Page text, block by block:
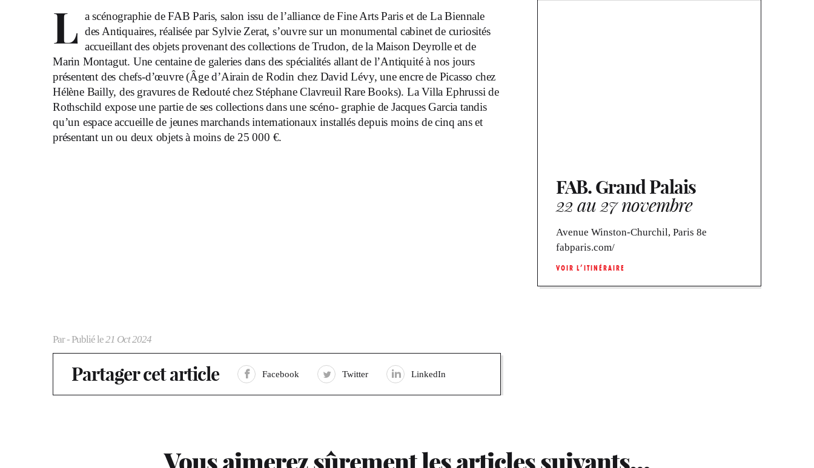
L a scénographie de FAB Paris, salon issu de l’alliance de Fine Arts Paris et de La Biennale
des Antiquaires, réalisée par Sylvie Zerat, s’ouvre sur un monumental cabinet de curiosités
accueillant des objets provenant des collections de Trudon, de la Maison Deyrolle et de
Marin Montagut. Une centaine de galeries dans des spécialités allant de l’Antiquité à nos jours
présentent des chefs-d’œuvre (Âge d’Airain de Rodin chez David Lévy, une encre de Picasso chez
Hélène Bailly, des gravures de Redouté chez Stéphane Clavreuil Rare Books). La Villa Ephrussi de
Rothschild expose une partie de ses collections dans une scéno- graphie de Jacques Garcia tandis
qu’un espace accueille de jeunes marchands internationaux installés depuis moins de cinq ans et
présentant un ou deux objets à moins de 25 000 €.
FAB. Grand Palais
22 au 27 novembre
Avenue Winston-Churchil, Paris 8e
fabparis.com/
VOIR L’ITINÉRAIRE
Par- Publié le21 Oct 2024
Partager cet article Facebook Twitter LinkedIn